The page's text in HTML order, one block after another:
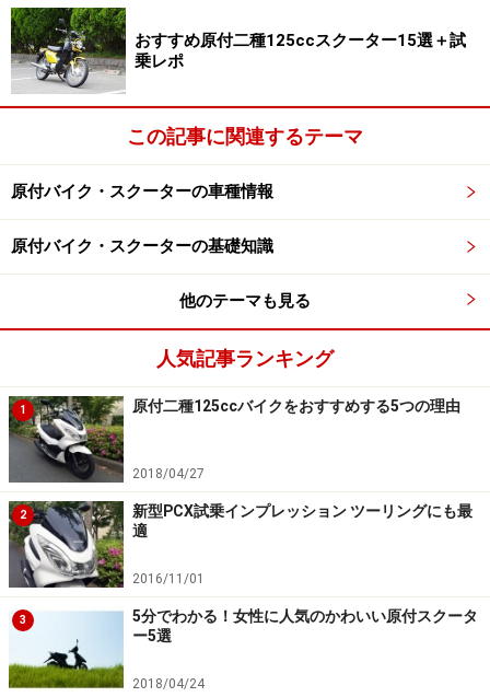
NMAXの走行性能はPCXと比べるとどうなのか？今回も
一週間きっちりとNMAを通勤で試乗してインプレッショ
ンをお届けします。
まずはNMAXの装備をチェック
他の車種と比べた時にNMAXの圧倒的な強みは？と問わ
れればABSを標準装備していることです。通勤や通学な
どの日常的な足として使われることの多い原付2種スク
ーターこそABSのような安全装備は歓迎したいところ。
NMAXのLEDヘッドライト 青っぽい光源がカスタムっぽい
ヘッドライトはPCXと同じくLEDヘッドライトを装備。
おすすめ原付二種125ccスクーター15選＋試
乗レポ
この記事に関連するテーマ
原付バイク・スクーターの車種情報
原付バイク・スクーターの基礎知識
他のテーマも見る
人気記事ランキング
1 原付二種125ccバイクをおすすめする5つの理由
2018/04/27
2
新型PCX試乗インプレッション ツーリングにも最
適
2016/11/01
3
5分でわかる！女性に人気のかわいい原付スクータ
ー5選
2018/04/24